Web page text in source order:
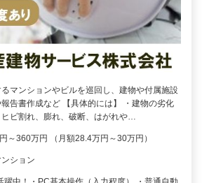
マンションやビルを巡回し、建物や付属施設
告書作成など 【具体的には】 ・建物の劣化
ビ割れ、膨れ、破断、はがれや…
～360万円 （月額28.4万円～30万円）
ション